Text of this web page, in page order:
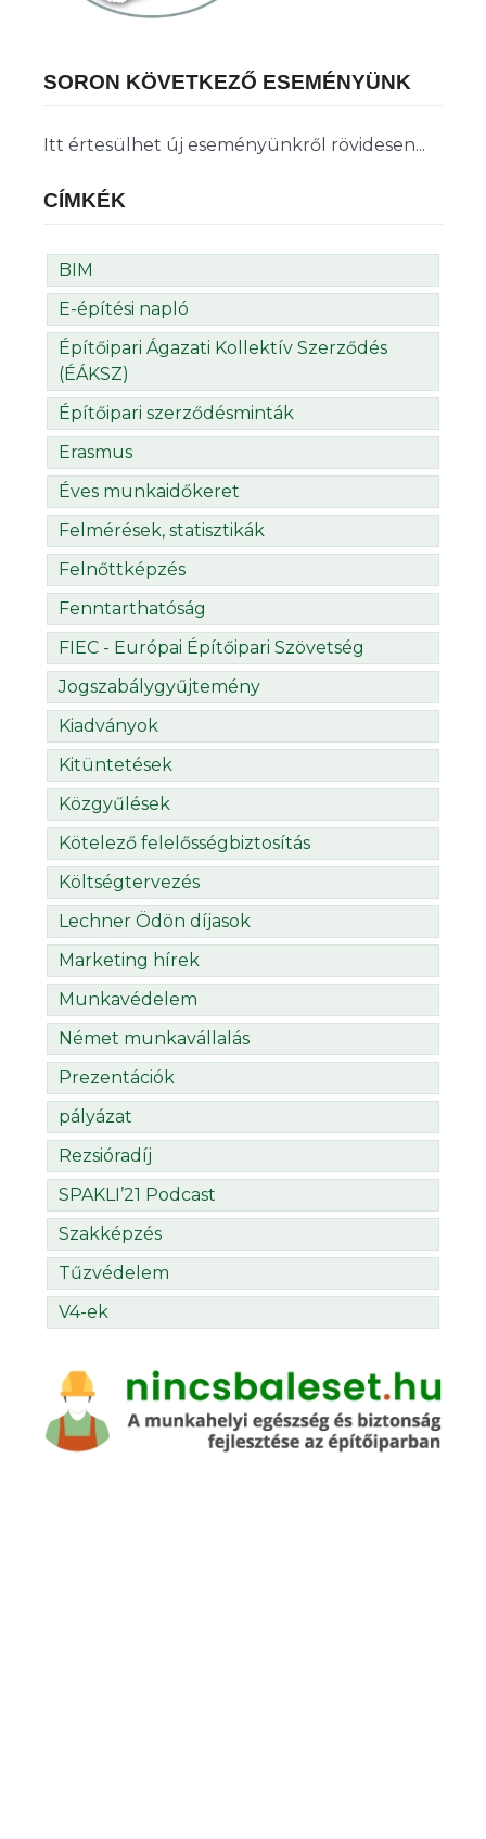
SORON KÖVETKEZŐ ESEMÉNYÜNK
Itt értesülhet új eseményünkről rövidesen...
CÍMKÉK
BIM
E-építési napló
Építőipari Ágazati Kollektív Szerződés
(ÉÁKSZ)
Építőipari szerződésminták
Erasmus
Éves munkaidőkeret
Felmérések, statisztikák
Felnőttképzés
Fenntarthatóság
FIEC - Európai Építőipari Szövetség
Jogszabálygyűjtemény
Kiadványok
Kitüntetések
Közgyűlések
Kötelező felelősségbiztosítás
Költségtervezés
Lechner Ödön díjasok
Marketing hírek
Munkavédelem
Német munkavállalás
Prezentációk
pályázat
Rezsióradíj
SPAKLI’21 Podcast
Szakképzés
Tűzvédelem
V4-ek